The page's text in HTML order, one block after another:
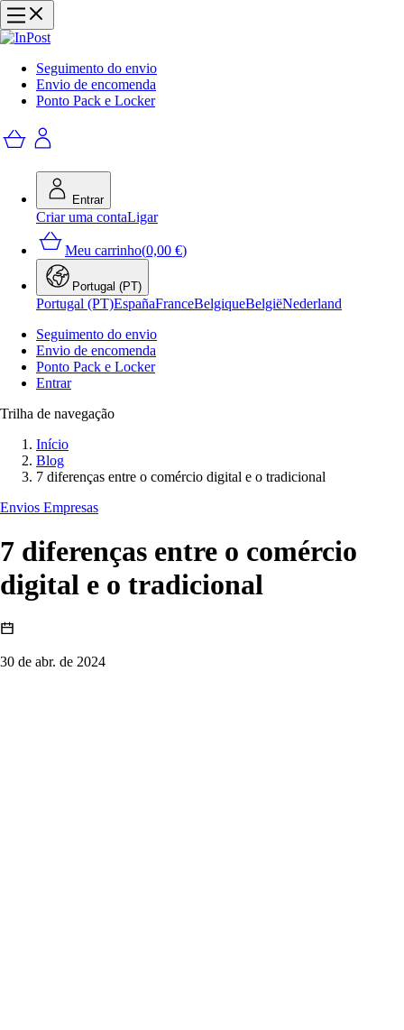
Seguimento do envio
Envio de encomenda
Ponto Pack e Locker
Entrar
Criar uma contaLigar
Meu carrinho(0,00 €)
Portugal (PT)
Portugal (PT)EspañaFranceBelgiqueBelgiëNederland
Seguimento do envio
Envio de encomenda
Ponto Pack e Locker
Entrar
Trilha de navegação
Início
Blog
7 diferenças entre o comércio digital e o tradicional
Envios Empresas
7 diferenças entre o comércio
digital e o tradicional
30 de abr. de 2024